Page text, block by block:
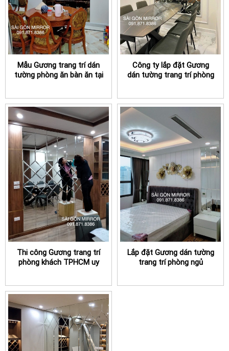
Mẫu Gương trang trí dán
tường phòng ăn bàn ăn tại
Công ty lắp đặt Gương
dán tường trang trí phòng
Thi công Gương trang trí
phòng khách TPHCM uy
Lắp đặt Gương dán tường
trang trí phòng ngủ